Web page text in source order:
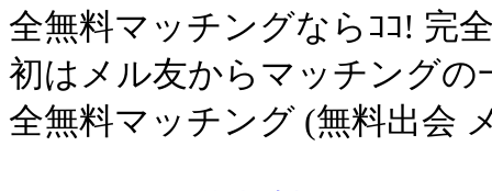
全無料マッチングならｺｺ! 完
初はメル友からマッチングの
全無料マッチング (無料出会